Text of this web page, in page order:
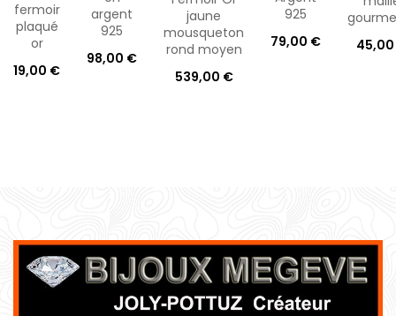
fermoir
plaqué
or
19,00 €
argent
925
98,00 €
jaune
mousqueton
rond moyen
539,00 €
925
79,00 €